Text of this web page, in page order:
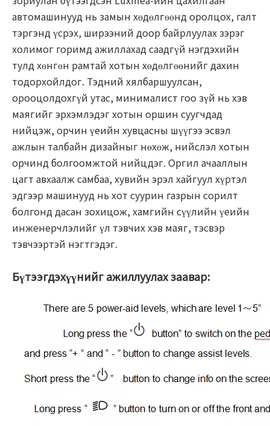
автомашинууд нь замын хөдөлгөөнд оролцох, галт
тэргэнд үсрэх, ширээний доор байрлуулах зэрэг
холимог горимд ажиллахад саадгүй нэгдэхийн
тулд хөнгөн рамтай хотын хөдөлгөөнийг дахин
тодорхойлдог. Тэдний хялбаршуулсан,
орооцолдохгүй утас, минималист гоо зүй нь хэв
маягийг эрхэмлэдэг хотын оршин суугчдад
нийцэж, орчин үеийн хувцасны шүүгээ эсвэл
ажлын талбайн дизайныг нөхөж, нийслэл хотын
орчинд болгоомжтой нийцдэг. Оргил ачааллын
цагт авхаалж самбаа, хувийн эрэл хайгуул хүртэл
эдгээр машинууд нь хот суурин газрын сорилт
болгонд дасан зохицож, хамгийн сүүлийн үеийн
инженерчлэлийг үл тэвчих хэв маяг, тэсвэр
тэвчээртэй нэгтгэдэг.
Бүтээгдэхүүнийг ажиллуулах заавар: